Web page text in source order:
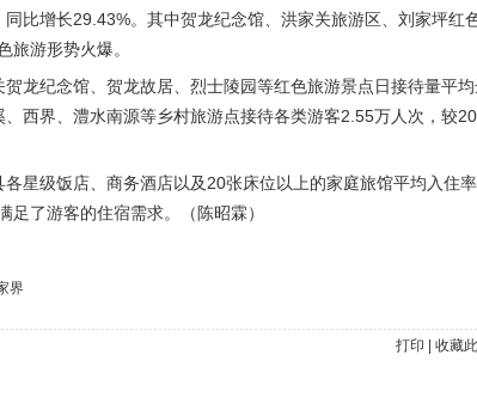
比增长29.43%。其中贺龙纪念馆、洪家关旅游区、刘家坪红
旅游形势火爆。
龙纪念馆、贺龙故居、烈士陵园等红色旅游景点日接待量平
西界、澧水南源等乡村旅游点接待各类游客2.55万人次，较
各星级饭店、商务酒店以及20张床位以上的家庭旅馆平均入住
足了游客的住宿需求。（陈昭霖）
界
打印 收藏